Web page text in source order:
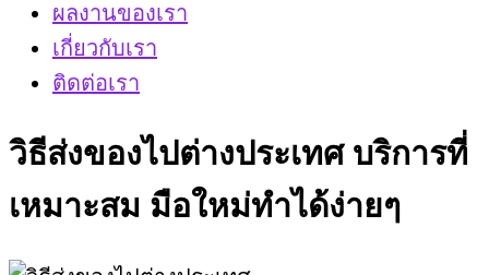
ผลงานของเรา
เกี่ยวกับเรา
ติดต่อเรา
วิธีส่งของไปต่างประเทศ บริการที่
เหมาะสม มือใหม่ทำได้ง่ายๆ